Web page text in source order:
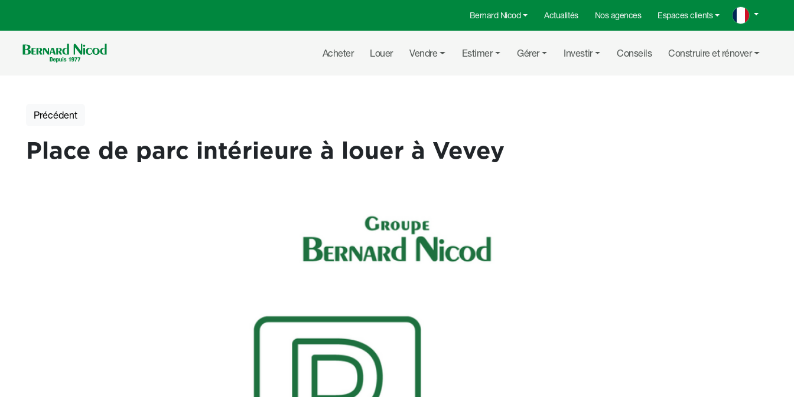
Menu top
Bernard Nicod Actualités Nos agences Espaces clients
Navigation principale
Acheter Louer Vendre Estimer Gérer Investir Conseils Construire et rénover
Précédent
Place de parc intérieure à louer à Vevey